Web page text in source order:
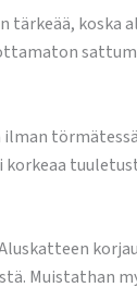
koska
ilman
Muistathan